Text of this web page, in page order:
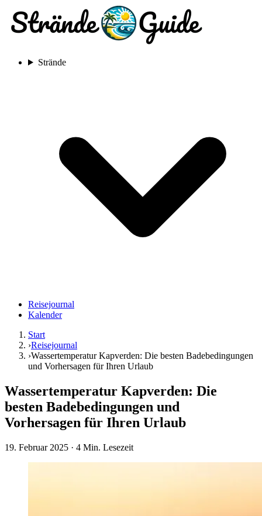
Strände
Reisejournal
Kalender
Start
›Reisejournal
›Wassertemperatur Kapverden: Die besten Badebedingungen
und Vorhersagen für Ihren Urlaub
Wassertemperatur Kapverden: Die
besten Badebedingungen und
Vorhersagen für Ihren Urlaub
19. Februar 2025 · 4 Min. Lesezeit